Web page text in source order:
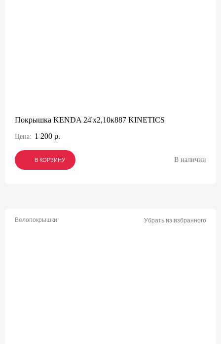
Покрышка KENDA 24'х2,10к887 KINETICS
Цена: 1 200 р.
В КОРЗИНУ
В КОРЗИНУ
В КОРЗИНУ В наличии
Велопокрышки Убрать из избранного